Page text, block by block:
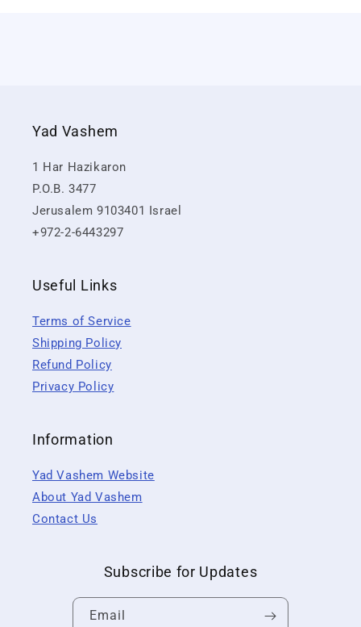
Yad Vashem
1 Har Hazikaron
P.O.B. 3477
Jerusalem 9103401 Israel
+972-2-6443297
Useful Links
Terms of Service
Shipping Policy
Refund Policy
Privacy Policy
Information
Yad Vashem Website
About Yad Vashem
Contact Us
Subscribe for Updates
Email